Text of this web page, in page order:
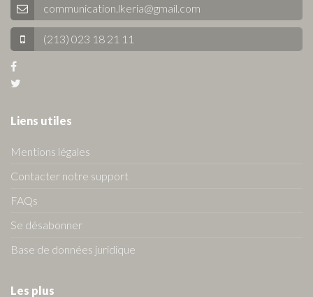
communication.lkeria@gmail.com
(213) 023 18 21 11
Liens utiles
Mentions légales
Contacter notre support
FAQs
Se désabonner
Base de données juridique
Les plus